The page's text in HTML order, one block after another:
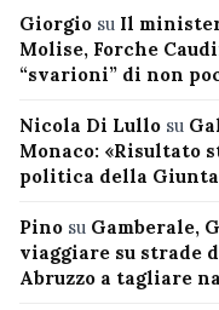
Giorgio su Il
Molise, Forche
“svarioni” di non
Nicola Di Lullo su
Monaco: «Risultato
politica della Giunta
Pino su Gamberale,
viaggiare su strade
Abruzzo a tagliare